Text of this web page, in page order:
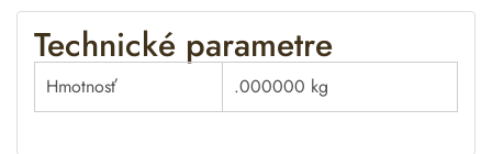
Technické parametre
Hmotnosť .000000 kg